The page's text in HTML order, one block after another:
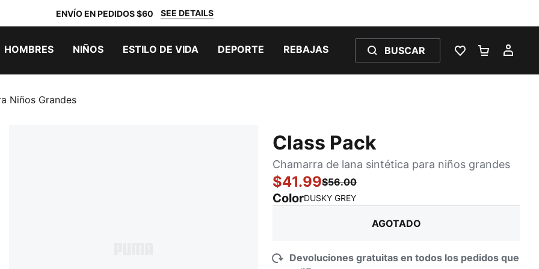
ENVÍO EN PEDIDOS $60 SEE DETAILS
HOMBRES NIÑOS ESTILO DE VIDA DEPORTE REBAJAS BUSCAR
LISTA DE
Niños Grandes
Class Pack
Chamarra de lana sintética para niños grandes
$41.99$56.00
ColorDUSKY GREY:
AGOTADO
Devoluciones gratuitas en todos los pedidos que